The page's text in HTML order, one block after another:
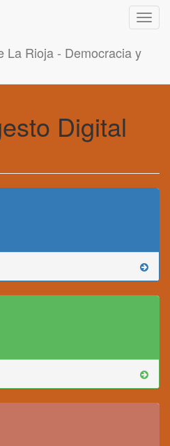
La Rioja - Democracia y
Digital